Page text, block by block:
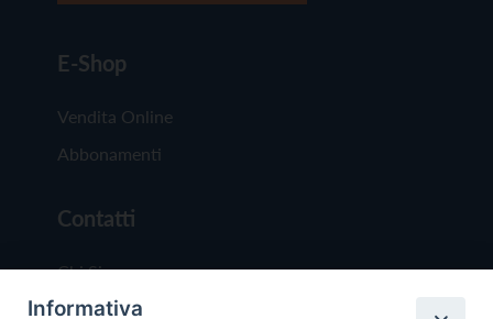
E-Shop
Vendita Online
Abbonamenti
Contatti
Chi Siamo
Redazione
Informativa